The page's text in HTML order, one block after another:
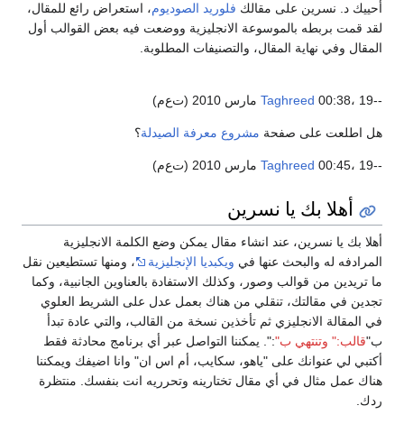
أحييك د. نسرين على مقالك فلوريد الصوديوم، استعراض رائع للمقال،
لقد قمت بربطه بالموسوعة الانجليزية ووضعت فيه بعض القوالب أول
المقال وفي نهاية المقال، والتصنيفات المطلوبة.
--
Taghreed 00:38، 19 مارس 2010 (ت‌ع‌م)
هل اطلعت على صفحة مشروع معرفة الصيدلة؟
--
Taghreed 00:45، 19 مارس 2010 (ت‌ع‌م)
أهلا بك يا نسرين
أهلا بك يا نسرين، عند انشاء مقال يمكن وضع الكلمة الانجليزية
المرادفه له والبحث عنها في ويكبديا الإنجليزية
، ومنها تستطيعين نقل
ما تريدين من قوالب وصور، وكذلك الاستفادة بالعناوين الجانبية، وكما
تجدين في مقالتك، تنقلي من هناك بعمل عدل على الشريط العلوي
في المقالة الانجليزي ثم تأخذين نسخة من القالب، والتي عادة تبدأ
ب"قالب:" وتنتهي ب":". يمكننا التواصل عبر أي برنامج محادثة فقط
أكتبي لي عنوانك على "ياهو، سكايب، أم اس ان" وانا اضيفك ويمكننا
هناك عمل مثال في أي مقال تختارينه وتحرريه انت بنفسك. منتظرة
ردك.